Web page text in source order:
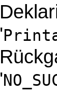
'
'